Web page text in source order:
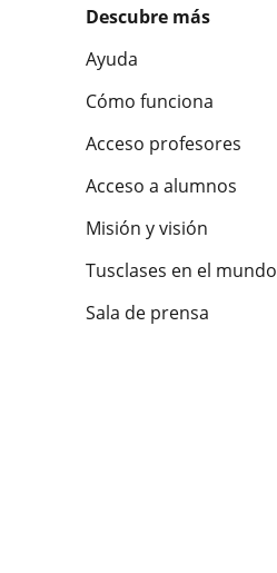
Descubre más
Ayuda
Cómo funciona
Acceso profesores
Acceso a alumnos
Misión y visión
Tusclases en el mundo
Sala de prensa